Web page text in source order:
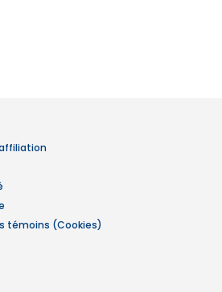
témoins (Cookies)